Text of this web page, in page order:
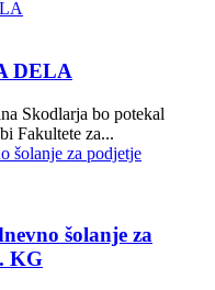
DELA
Skodlarja bo potekal
Fakultete za...
šolanje za
KG